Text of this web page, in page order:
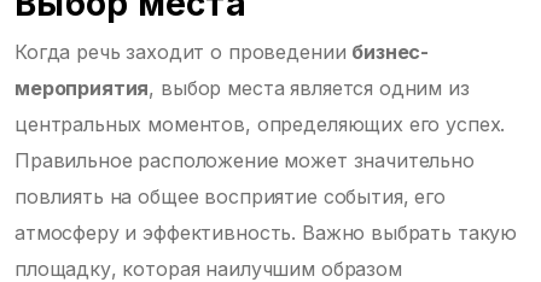
Когда речь заходит о проведении бизнес-
мероприятия, выбор места является одним из
центральных моментов, определяющих его успех.
Правильное расположение может значительно
повлиять на общее восприятие события, его
атмосферу и эффективность. Важно выбрать такую
площадку, которая наилучшим образом